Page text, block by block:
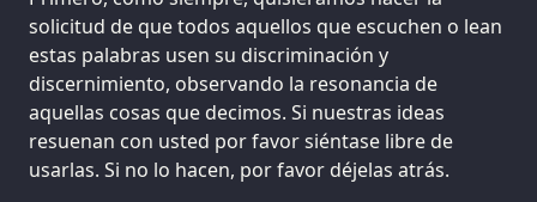
solicitud de que todos aquellos que escuchen o lean
estas palabras usen su discriminación y
discernimiento, observando la resonancia de
aquellas cosas que decimos. Si nuestras ideas
resuenan con usted por favor siéntase libre de
usarlas. Si no lo hacen, por favor déjelas atrás.